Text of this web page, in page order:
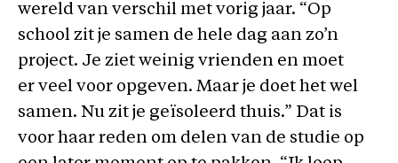
wereld van verschil met vorig jaar. “Op
school zit je samen de hele dag aan zo’n
project. Je ziet weinig vrienden en moet
er veel voor opgeven. Maar je doet het wel
samen. Nu zit je geïsoleerd thuis.” Dat is
voor haar reden om delen van de studie op